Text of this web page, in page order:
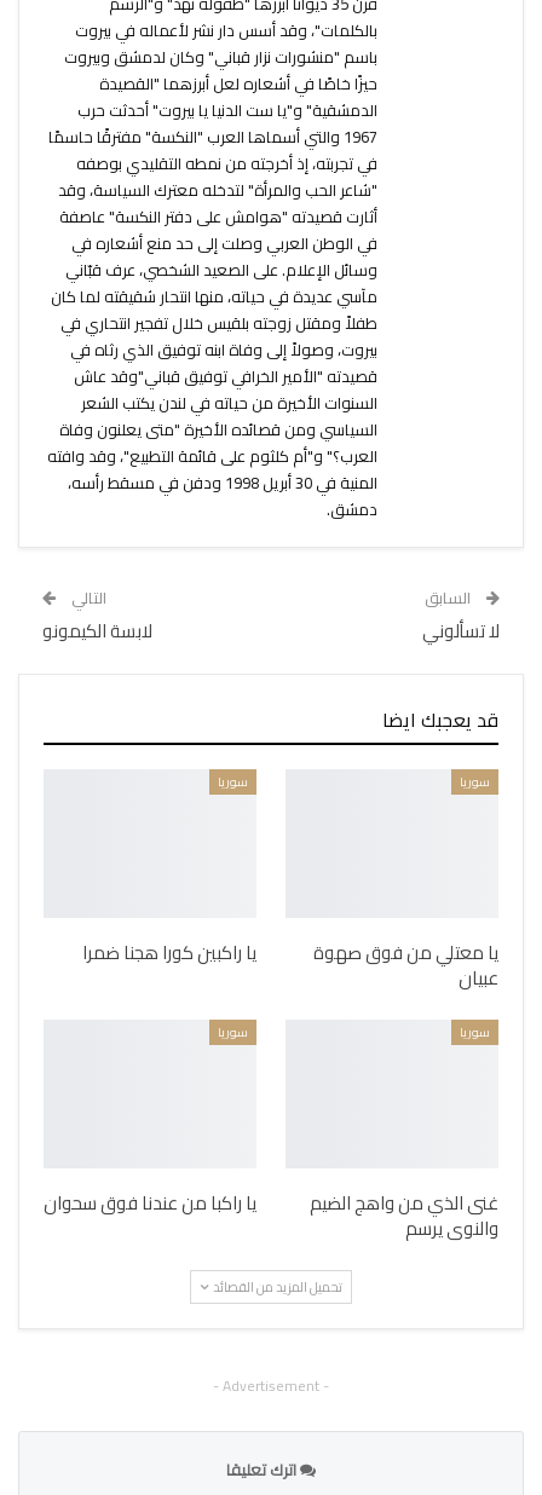
بالكلمات"، وقد أسس دار نشر لأعماله في بيروت
باسم "منشورات نزار قباني" وكان لدمشق وبيروت
حيزًا خاصًا في أشعاره لعل أبرزهما "القصيدة
الدمشقية" و"يا ست الدنيا يا بيروت" أحدثت حرب
1967 والتي أسماها العرب "النكسة" مفترقًا حاسمًا
في تجربته، إذ أخرجته من نمطه التقليدي بوصفه
"شاعر الحب والمرأة" لتدخله معترك السياسة، وقد
أثارت قصيدته "هوامش على دفتر النكسة" عاصفة
في الوطن العربي وصلت إلى حد منع أشعاره في
وسائل الإعلام. على الصعيد الشخصي، عرف قبّاني
مآسي عديدة في حياته، منها انتحار شقيقته لما كان
طفلاً ومقتل زوجته بلقيس خلال تفجير انتحاري في
بيروت، وصولاً إلى وفاة ابنه توفيق الذي رثاه في
قصيدته "الأمير الخرافي توفيق قباني"وقد عاش
السنوات الأخيرة من حياته في لندن يكتب الشعر
السياسي ومن قصائده الأخيرة "متى يعلنون وفاة
العرب؟" و"أم كلثوم على قائمة التطبيع"، وقد وافته
المنية في 30 أبريل 1998 ودفن في مسقط رأسه،
دمشق.
السابق
لا تسألوني
التالي
لابسة الكيمونو
قد يعجبك ايضا
سوريا
يا معتلي من فوق صهوة
عبيان
سوريا
يا راكبين كورا هجنا ضمرا
سوريا
غنى الذي من واهج الضيم
والنوى يرسم
سوريا
يا راكبا من عندنا فوق سحوان
تحميل المزيد من القصائد
- Advertisement -
اترك تعليقا